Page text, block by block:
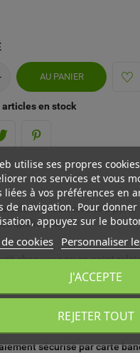
AU PANIER
articles en stock
de livraison offerts à partir
chez vous ou en point
ou remboursement
sécurisé par carte
utilise ses propres
nos services et vous
liées à vos préférences en
de navigation. Pour
appuyez sur le
cookies Personnaliser
REJETER TOUT
J'ACCEPTE